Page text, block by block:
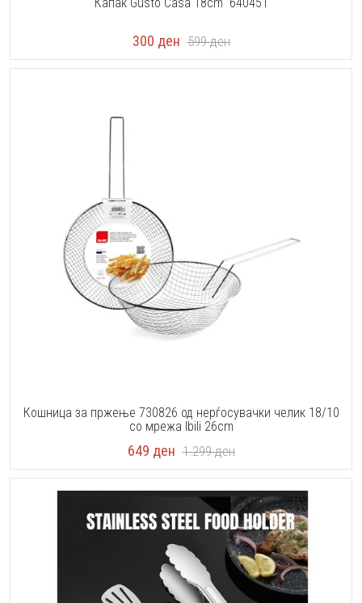
300 ден 599ден
Кошница за пржење 730826 од нерѓосувачки челик 18/10
со мрежа Ibili 26cm
649 ден 1.299ден